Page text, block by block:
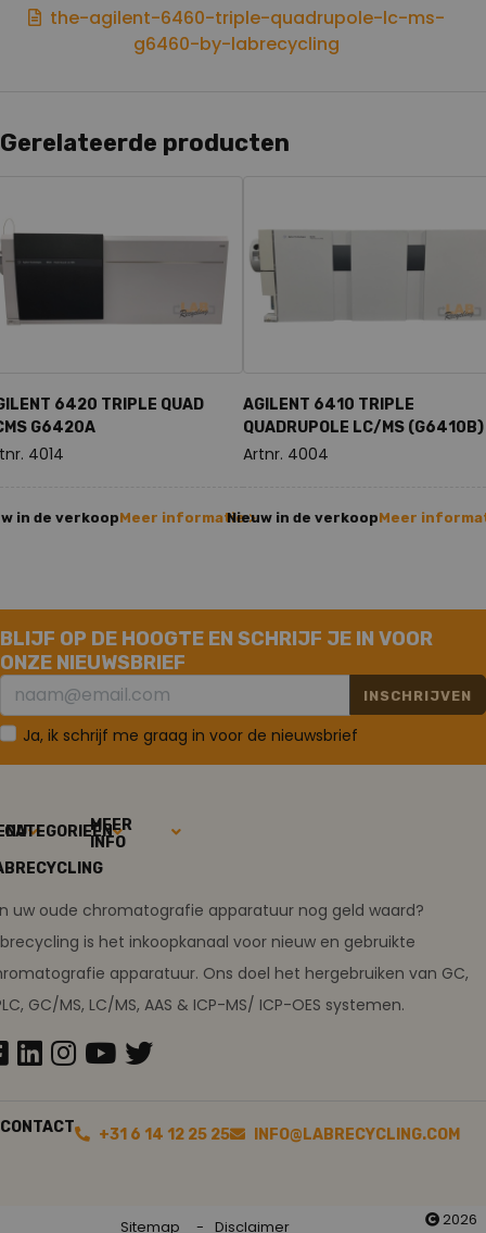
the-agilent-6460-triple-quadrupole-lc-ms-
g6460-by-labrecycling
Gerelateerde producten
6420 TRIPLE QUAD
G6420A
4014
in de verkoopMeer informatie >
AGILENT 6410 TRIPLE
QUADRUPOLE LC/MS (G6410B)
Artnr. 4004
Nieuw in de verkoopMeer
BLIJF OP DE HOOGTE EN SCHRIJF JE IN VOOR
ONZE NIEUWSBRIEF
INSCHRIJVEN
Ja, ik schrijf me graag in voor de nieuwsbrief
CATEGORIEËNMEER
INFO
uw oude chromatografie apparatuur nog geld waard?
is het inkoopkanaal voor nieuw en gebruikte
apparatuur. Ons doel het hergebruiken van GC,
GC/MS, LC/MS, AAS & ICP-MS/ ICP-OES systemen.
CONTACT +31 6 14 12 25 25 INFO@LABRECYCLING.COM
Sitemap Disclaimer 2026